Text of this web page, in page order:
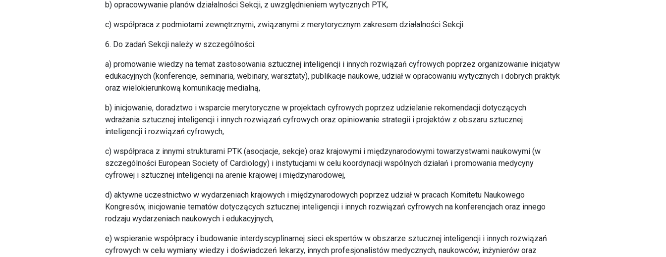
b) opracowywanie planów działalności Sekcji, z uwzględnieniem wytycznych PTK,
c) współpraca z podmiotami zewnętrznymi, związanymi z merytorycznym zakresem działalności Sekcji.
6. Do zadań Sekcji należy w szczególności:
a) promowanie wiedzy na temat zastosowania sztucznej inteligencji i innych rozwiązań cyfrowych poprzez organizowanie inicjatyw
edukacyjnych (konferencje, seminaria, webinary, warsztaty), publikacje naukowe, udział w opracowaniu wytycznych i dobrych praktyk
oraz wielokierunkową komunikację medialną,
b) inicjowanie, doradztwo i wsparcie merytoryczne w projektach cyfrowych poprzez udzielanie rekomendacji dotyczących
wdrażania sztucznej inteligencji i innych rozwiązań cyfrowych oraz opiniowanie strategii i projektów z obszaru sztucznej
inteligencji i rozwiązań cyfrowych,
c) współpraca z innymi strukturami PTK (asocjacje, sekcje) oraz krajowymi i międzynarodowymi towarzystwami naukowymi (w
szczególności European Society of Cardiology) i instytucjami w celu koordynacji wspólnych działań i promowania medycyny
cyfrowej i sztucznej inteligencji na arenie krajowej i międzynarodowej,
d) aktywne uczestnictwo w wydarzeniach krajowych i międzynarodowych poprzez udział w pracach Komitetu Naukowego
Kongresów, inicjowanie tematów dotyczących sztucznej inteligencji i innych rozwiązań cyfrowych na konferencjach oraz innego
rodzaju wydarzeniach naukowych i edukacyjnych,
e) wspieranie współpracy i budowanie interdyscyplinarnej sieci ekspertów w obszarze sztucznej inteligencji i innych rozwiązań
cyfrowych w celu wymiany wiedzy i doświadczeń lekarzy, innych profesjonalistów medycznych, naukowców, inżynierów oraz